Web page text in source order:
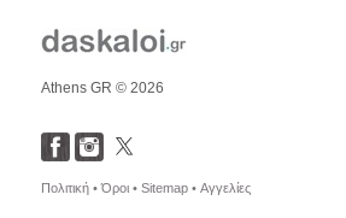
Athens GR © 2026
Πολιτική •Όροι • Sitemap • Αγγελίες